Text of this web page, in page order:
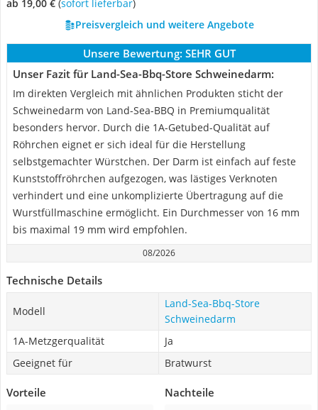
ab 19,00 € ( Sofort lieferbar)
Preisvergleich und weitere Angebote
Unsere Bewertung: SEHR GUT
Unser Fazit für Land-Sea-Bbq-Store Schweinedarm:
Im direkten Vergleich mit ähnlichen Produkten sticht der
Schweinedarm von Land-Sea-BBQ in Premiumqualität
besonders hervor. Durch die 1A-Getubed-Qualität auf
Röhrchen eignet er sich ideal für die Herstellung
selbstgemachter Würstchen. Der Darm ist einfach auf feste
Kunststoffröhrchen aufgezogen, was lästiges Verknoten
verhindert und eine unkomplizierte Übertragung auf die
Wurstfüllmaschine ermöglicht. Ein Durchmesser von 16 mm
bis maximal 19 mm wird empfohlen.
08/2026
Technische Details
Modell
Land-Sea-Bbq-Store
Schweinedarm
1A-Metzgerqualität
Ja
Geeignet für
Bratwurst
Vorteile Nachteile